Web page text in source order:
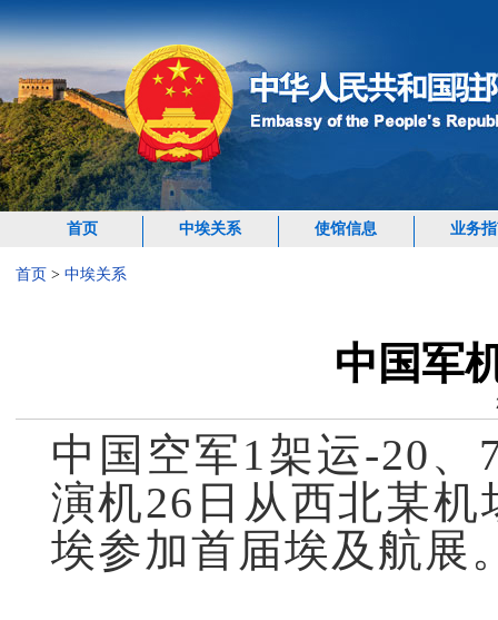
首页 中埃关系 使馆信息 业务
首页 > 中埃关系
中国军
中国空军1架运-20
演机26日从西北某
埃参加首届埃及航展